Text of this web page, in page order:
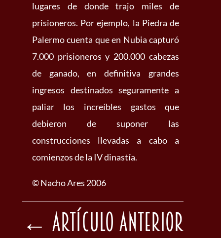
lugares de donde trajo miles de
prisioneros. Por ejemplo, la Piedra de
Palermo cuenta que en Nubia capturó
7.000 prisioneros y 200.000 cabezas
de ganado, en definitiva grandes
ingresos destinados seguramente a
paliar los increíbles gastos que
debieron de suponer las
construcciones llevadas a cabo a
comienzos de la IV dinastía.
© Nacho Ares 2006
← Artículo Anterior